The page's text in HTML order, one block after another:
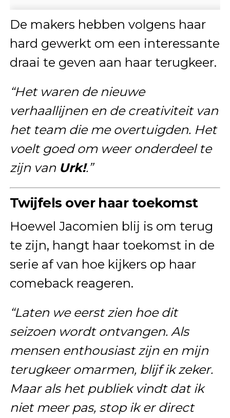
De makers hebben volgens haar
hard gewerkt om een interessante
draai te geven aan haar terugkeer.
“Het waren de nieuwe
verhaallijnen en de creativiteit van
het team die me overtuigden. Het
voelt goed om weer onderdeel te
zijn van Urk!.”
Twijfels over haar toekomst
Hoewel Jacomien blij is om terug
te zijn, hangt haar toekomst in de
serie af van hoe kijkers op haar
comeback reageren.
“Laten we eerst zien hoe dit
seizoen wordt ontvangen. Als
mensen enthousiast zijn en mijn
terugkeer omarmen, blijf ik zeker.
Maar als het publiek vindt dat ik
niet meer pas, stop ik er direct